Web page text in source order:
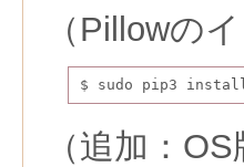
（Pillowの
$ sudo pip3
（追加：